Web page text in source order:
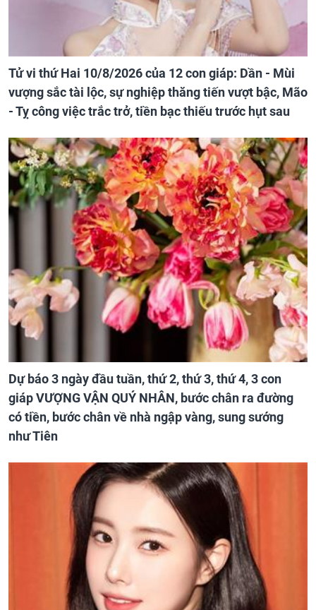
Tử vi thứ Hai 10/8/2026 của 12 con giáp: Dần - Mùi
vượng sắc tài lộc, sự nghiệp thăng tiến vượt bậc, Mão
- Tỵ công việc trắc trở, tiền bạc thiếu trước hụt sau
Dự báo 3 ngày đầu tuần, thứ 2, thứ 3, thứ 4, 3 con
giáp VƯỢNG VẬN QUÝ NHÂN, bước chân ra đường
có tiền, bước chân về nhà ngập vàng, sung sướng
như Tiên